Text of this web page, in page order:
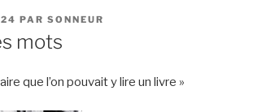
PAR SONNEUR
mots
que l’on pouvait y lire un livre »